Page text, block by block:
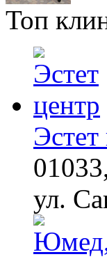
Ролик
Ролик
Что
Топ
Эстет
ул.